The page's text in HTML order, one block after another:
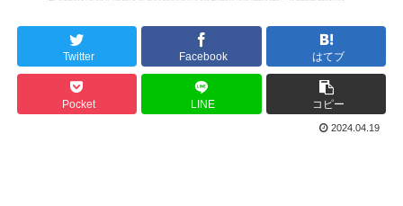
Twitter Facebook はてブ
Pocket LINE コピー
2024.04.19